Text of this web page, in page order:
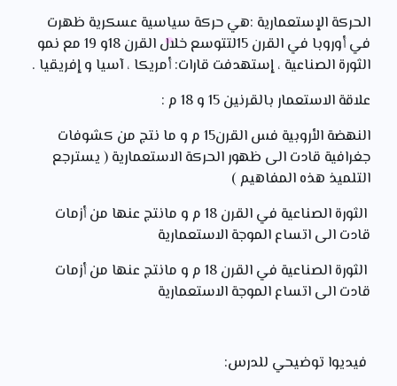
الحركة الإستعمارية :هي حركة سياسية عسكرية ظهرت
في أوروبا في القرن 15لتتوسع خلال القرن 18و 19 مع نمو
الثورة الصناعية ، إستهدفت قارات: أمريكا ، آسيا و إفريقيا .
علاقة الاستعمار بالقرنين 15 و 18 م :
النهضة الأروبية فس القرن15 م و ما نتج من كشوفات
جغرافية قادت الى ظهور الحركة الاستعمارية ( يسترجع
التلميذ هذه المفاهيم )
الثورة الصناعية في القرن 18 م و مانتج عنها من أزمات
قادت الى اتساع الموجة الاستعمارية
الثورة الصناعية في القرن 18 م و مانتج عنها من أزمات
قادت الى اتساع الموجة الاستعمارية
فيديوا توضيحي للدرس: